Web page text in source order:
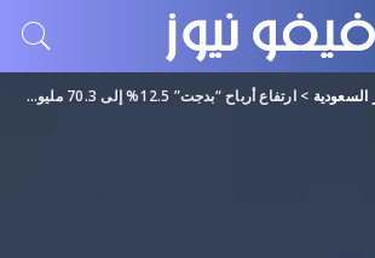
السعودية >ارتفاع أرباح “بدجت” 12.5% إلى 70.3 مليون ريال بالربع الأول